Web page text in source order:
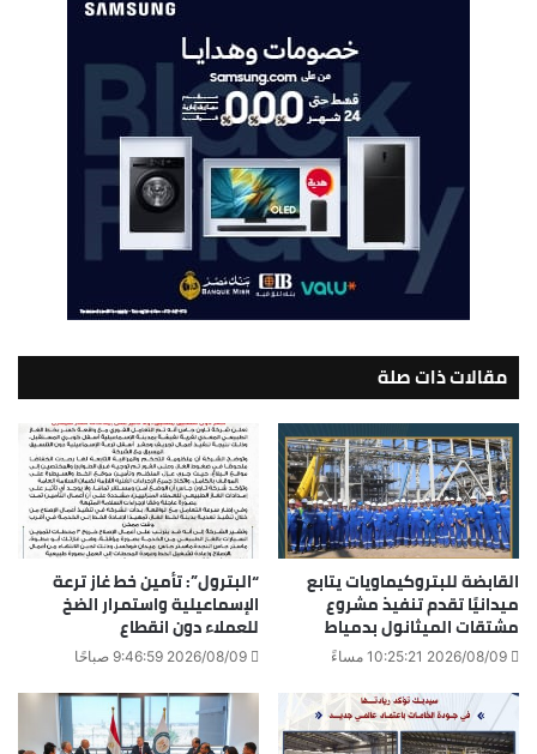
مقالات ذات صلة
القابضة للبتروكيماويات يتابع
ميدانيًا تقدم تنفيذ مشروع
مشتقات الميثانول بدمياط
2026/08/09 10:25:21 مساءً
“البترول”: تأمين خط غاز ترعة
الإسماعيلية واستمرار الضخ
للعملاء دون انقطاع
2026/08/09 9:46:59 صباحًا